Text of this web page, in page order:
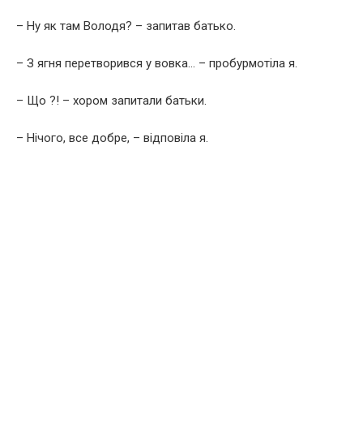
– Ну як там Володя? – запитав батько.
– З ягня перетворився у вовка… – пробурмотіла я.
– Що ?! – хором запитали батьки.
– Нічого, все добре, – відповіла я.